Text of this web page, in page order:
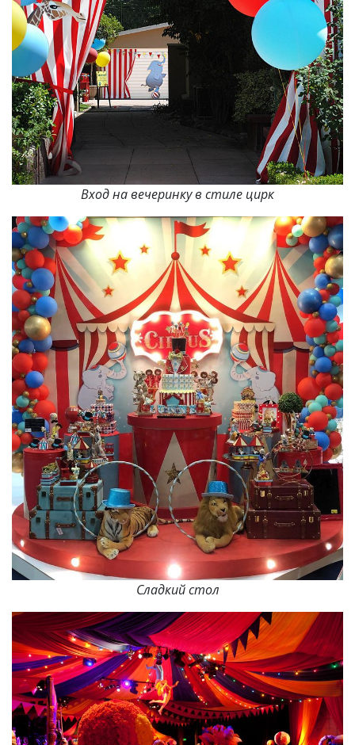
Вход на вечеринку в стиле цирк
Сладкий стол